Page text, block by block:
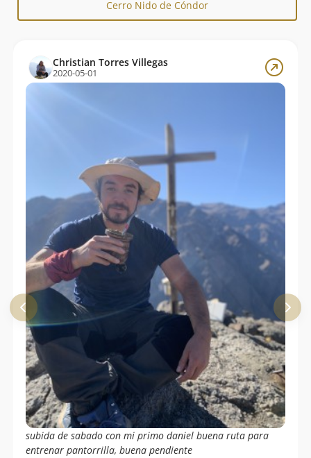
Cerro Nido de Cóndor
Christian Torres Villegas
2020-05-01
subida de sabado con mi primo daniel buena ruta para
entrenar pantorrilla, buena pendiente